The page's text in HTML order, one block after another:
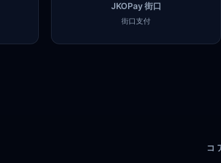
JKOPay 街口
街口支付
コ